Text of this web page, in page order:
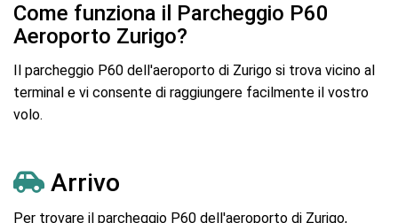
Come funziona il Parcheggio P60
Aeroporto Zurigo?
Il parcheggio P60 dell'aeroporto di Zurigo si trova vicino al
terminal e vi consente di raggiungere facilmente il vostro
volo.
Arrivo
Per trovare il parcheggio P60 dell'aeroporto di Zurigo,